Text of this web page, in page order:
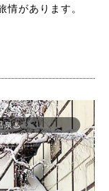
情があります。
泉♨